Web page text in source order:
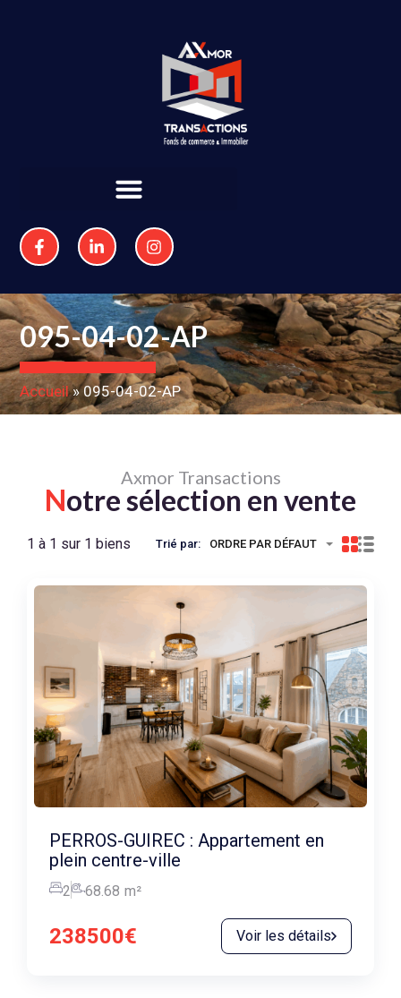
095-04-02-AP
Accueil»095-04-02-AP
Axmor Transactions
Notre sélection en vente
1 à 1 sur 1 biens Trié par: ORDRE PAR DÉFAUT
PERROS-GUIREC : Appartement en
plein centre-ville
2 68.68 m²
238500€ Voir les détails